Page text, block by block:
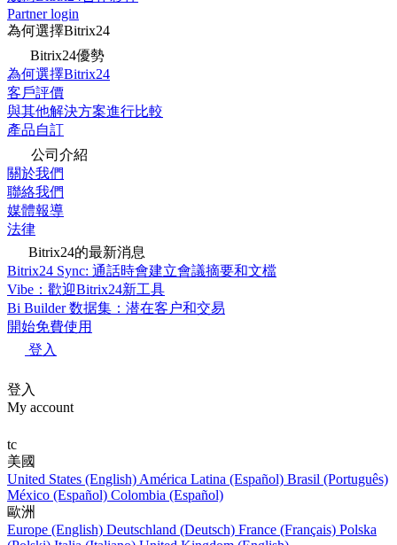
Partner login
為何選擇Bitrix24
Bitrix24優勢
為何選擇Bitrix24
客戶評價
與其他解決方案進行比較
產品自訂
公司介紹
關於我們
聯絡我們
媒體報導
法律
Bitrix24的最新消息
Bitrix24 Sync: 通話時會建立會議摘要和文檔
Vibe：歡迎Bitrix24新工具
Bi Builder 数据集：潜在客户和交易
開始免費使用
登入
登入
My account
tc
美國
United States (English) América Latina (Español) Brasil (Português)
México (Español) Colombia (Español)
歐洲
Europe (English) Deutschland (Deutsch) France (Français) Polska